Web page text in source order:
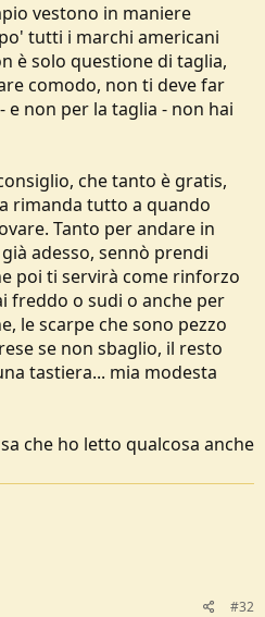
vestono in maniere
tutti i marchi americani
è solo questione di taglia,
comodo, non ti deve far
e non per la taglia - non hai
che tanto è gratis,
rimanda tutto a quando
Tanto per andare in
adesso, sennò prendi
poi ti servirà come rinforzo
freddo o sudi o anche per
le scarpe che sono pezzo
se non sbaglio, il resto
tastiera... mia modesta
che ho letto qualcosa anche
#32